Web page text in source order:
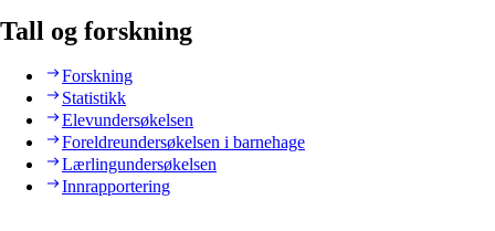
Tall og forskning
Forskning
Statistikk
Elevundersøkelsen
Foreldreundersøkelsen i barnehage
Lærlingundersøkelsen
Innrapportering